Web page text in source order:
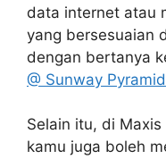
data internet atau
yang bersesuaian
dengan bertanya
@ Sunway Pyramid
Selain itu, di
kamu juga boleh